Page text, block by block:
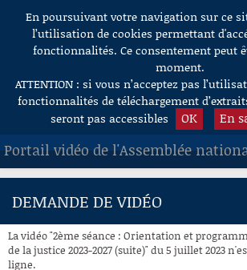
Aller au contenu
En poursuivant votre navigation sur ce
l’utilisation de cookies permettant
fonctionnalités. Ce consentement peut
moment.
ATTENTION : si vous n’acceptez pas
fonctionnalités de téléchargement
seront pas accessibles
OK En
Portail vidéo de l'Assemblée
ACCUEIL
À LA DEMANDE
DEMANDE DE VIDÉO
La vidéo "2ème séance : Orientation et
de la justice 2023-2027 (suite)" du 5 juillet 2023
ligne.